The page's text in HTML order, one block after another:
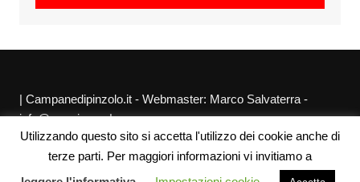
| Campanedipinzolo.it - Webmaster: Marco Salvaterra -
info@agraria.org |
Chi siamo Privacy Policy Sitemap Link utili
Utilizzando questo sito si accetta l'utilizzo dei cookie anche di
terze parti. Per maggiori informazioni vi invitiamo a